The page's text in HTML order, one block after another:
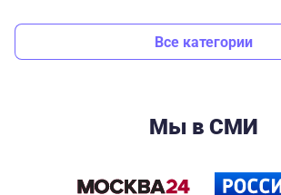
Все категории
Мы в СМИ